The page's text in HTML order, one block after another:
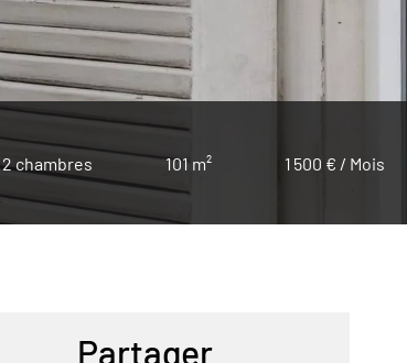
2 chambres 101 m² 1 500 € / Mois
Partager